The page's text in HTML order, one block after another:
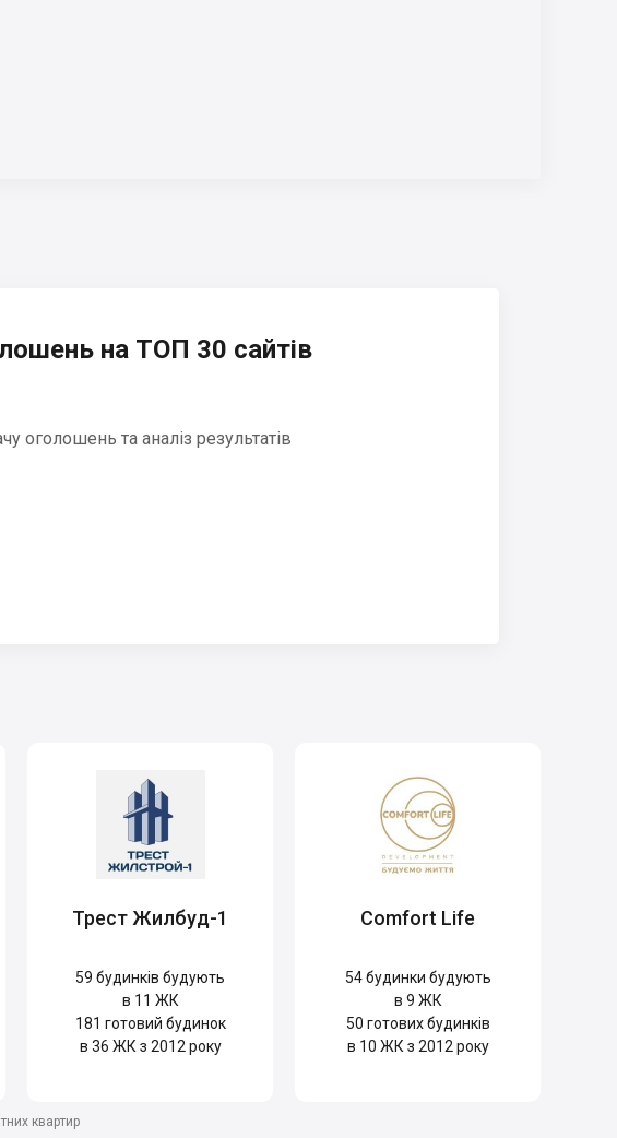
на ТОП 30 сайтів
оголошень та аналіз результатів
Трест Жилбуд-1
59 будинків будують
в 11 ЖК
181 готовий будинок
в 36 ЖК з 2012 року
Comfort Life
54будинки будують
в 9 ЖК
50 готових будинків
в 10 ЖК з 2012 року
квартир